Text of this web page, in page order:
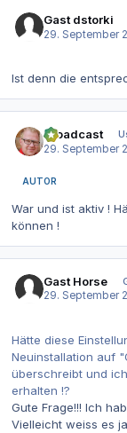
Gast dstorki
29. September
Ist denn die
Broadcast
29. September
AUTOR
War und ist aktiv !
können !
Gast Horse
29. September
Hätte diese
Neuinstallation auf
überschreibt und
erhalten !?
Gute Frage!!! Ich
Vielleicht weiss es